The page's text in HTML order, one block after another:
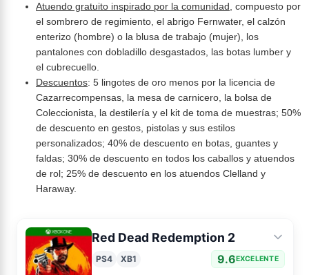
Atuendo gratuito inspirado por la comunidad , compuesto por
el sombrero de regimiento, el abrigo Fernwater, el calzón
enterizo (hombre) o la blusa de trabajo (mujer), los
pantalones con dobladillo desgastados, las botas lumber y
el cubrecuello.
Descuentos: 5 lingotes de oro menos por la licencia de
Cazarrecompensas, la mesa de carnicero, la bolsa de
Coleccionista, la destilería y el kit de toma de muestras; 50%
de descuento en gestos, pistolas y sus estilos
personalizados; 40% de descuento en botas, guantes y
faldas; 30% de descuento en todos los caballos y atuendos
de rol; 25% de descuento en los atuendos Clelland y
Haraway.
Red Dead Redemption 2
PS4 XB1 9.6EXCELENTE